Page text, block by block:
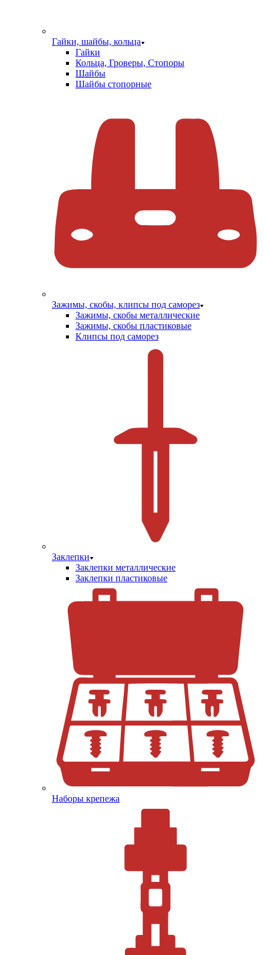
Гайки, шайбы, кольца
Гайки
Кольца, Гроверы, Стопоры
Шайбы
Шайбы стопорные
Зажимы, скобы, клипсы под саморез
Зажимы, скобы металлические
Зажимы, скобы пластиковые
Клипсы под саморез
Заклепки
Заклепки металлические
Заклепки пластиковые
Наборы крепежа